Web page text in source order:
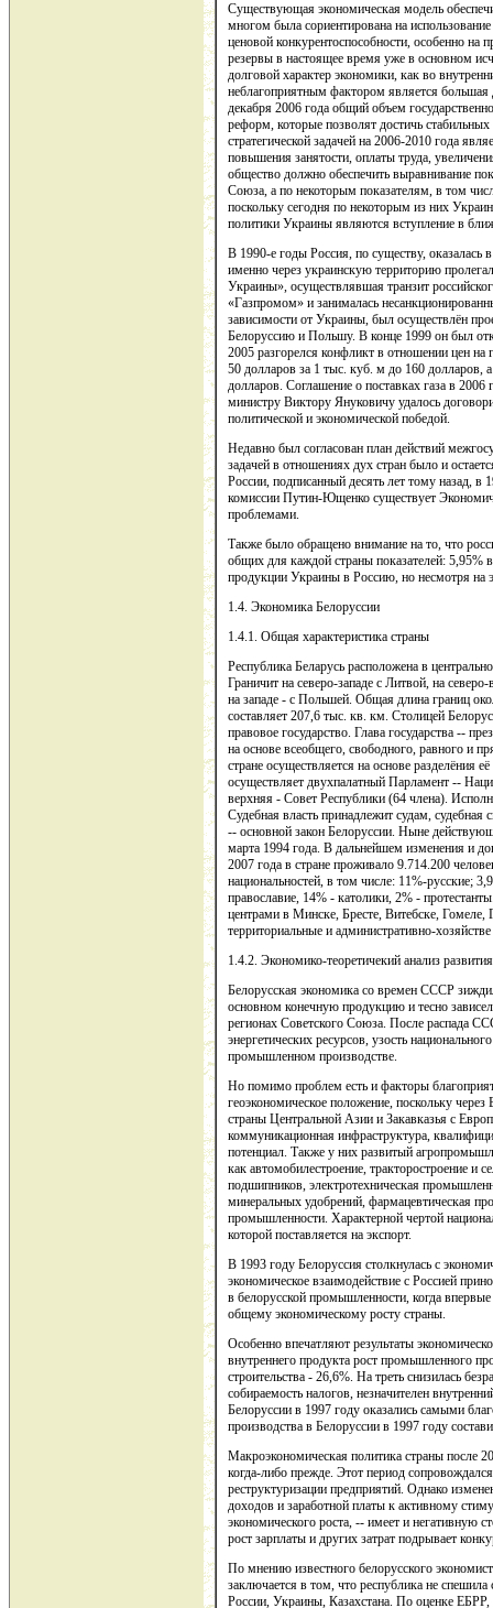
Существующая экономическая модель
многом была сориентирована на
ценовой конкурентоспособности, особенно
резервы в настоящее время уже в основном
долговой характер экономики, как во
неблагоприятным фактором является
декабря 2006 года общий объем
реформ, которые позволят достичь
стратегической задачей на 2006-2010 года
повышения занятости, оплаты труда,
общество должно обеспечить выравнивание
Союза, а по некоторым показателям, в том
поскольку сегодня по некоторым из них
политики Украины являются вступление в
В 1990-е годы Россия, по существу, оказалась
именно через украинскую территорию
Украины», осуществлявшая транзит
«Газпромом» и занималась
зависимости от Украины, был осуществлён
Белоруссию и Польшу. В конце 1999 он был
2005 разгорелся конфликт в отношении цен
50 долларов за 1 тыс. куб. м до 160 долларов,
долларов. Соглашение о поставках газа в
министру Виктору Януковичу удалось
политической и экономической победой.
Недавно был согласован план действий
задачей в отношениях дух стран было и
России, подписанный десять лет тому назад,
комиссии Путин-Ющенко существует
проблемами.
Также было обращено внимание на то, что
общих для каждой страны показателей:
продукции Украины в Россию, но несмотря на
1.4. Экономика Белоруссии
1.4.1. Общая характеристика страны
Республика Беларусь расположена в
Граничит на северо-западе с Литвой, на
на западе - с Польшей. Общая длина границ
составляет 207,6 тыс. кв. км. Столицей
правовое государство. Глава государства --
на основе всеобщего, свободного, равного и
стране осуществляется на основе разделёния
осуществляет двухпалатный Парламент --
верхняя - Совет Республики (64 члена).
Судебная власть принадлежит судам, судебная
-- основной закон Белоруссии. Ныне
марта 1994 года. В дальнейшем изменения и
2007 года в стране проживало 9.714.200
национальностей, в том числе: 11%-русские;
православие, 14% - католики, 2% -
центрами в Минске, Бресте, Витебске, Гомеле,
территориальные и административно-
1.4.2. Экономико-теоретичекий анализ
Белорусская экономика со времен СССР
основном конечную продукцию и тесно
регионах Советского Союза. После распада
энергетических ресурсов, узость
промышленном производстве.
Но помимо проблем есть и факторы
геоэкономическое положение, поскольку
страны Центральной Азии и Закавказья с
коммуникационная инфраструктура,
потенциал. Также у них развитый
как автомобилестроение, тракторостроение и
подшипников, электротехническая
минеральных удобрений, фармацевтическая
промышленности. Характерной чертой
которой поставляется на экспорт.
В 1993 году Белоруссия столкнулась с
экономическое взаимодействие с Россией
в белорусской промышленности, когда
общему экономическому росту страны.
Особенно впечатляют результаты
внутреннего продукта рост промышленного
строительства - 26,6%. На треть снизилась
собираемость налогов, незначителен
Белоруссии в 1997 году оказались самыми
производства в Белоруссии в 1997 году
Макроэкономическая политика страны после
когда-либо прежде. Этот период
реструктуризации предприятий. Однако
доходов и заработной платы к активному
экономического роста, -- имеет и негативную
рост зарплаты и других затрат подрывает
По мнению известного белорусского
заключается в том, что республика не
России, Украины, Казахстана. По оценке ЕБРР,